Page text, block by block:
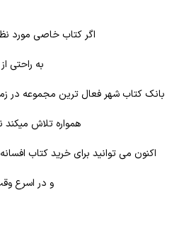
اگر کتاب خاصی مورد
به راحتی
بانک کتاب شهر فعال ترین مجموعه در
همواره تلاش میکند
اکنون می توانید برای خرید کتاب
و در اسرع